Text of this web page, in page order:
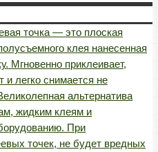
точка — это плоская
клея нанесенная
Мгновенно приклеивает,
и легко снимается не
альтернатива
жидким клеям и
При
точек, не будет вредных